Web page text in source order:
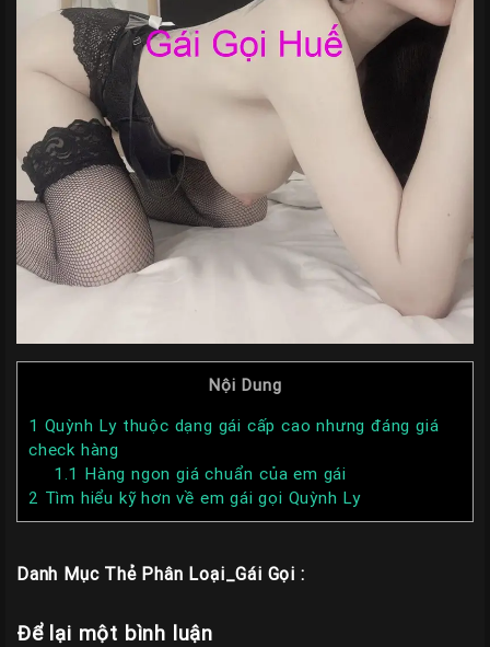
Nội Dung
1 Quỳnh Ly thuộc dạng gái cấp cao nhưng đáng giá
check hàng
1.1 Hàng ngon giá chuẩn của em gái
2 Tìm hiểu kỹ hơn về em gái gọi Quỳnh Ly
Danh Mục Thẻ Phân Loại_Gái Gọi :
Để lại một bình luận